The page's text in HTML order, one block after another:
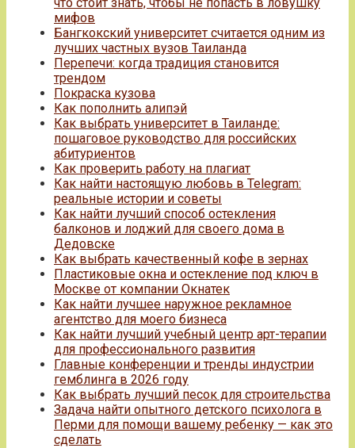
мифов
Бангкокский университет считается одним из
лучших частных вузов Таиланда
Перепечи: когда традиция становится
трендом
Покраска кузова
Как пополнить алипэй
Как выбрать университет в Таиланде:
пошаговое руководство для российских
абитуриентов
Как проверить работу на плагиат
Как найти настоящую любовь в Telegram:
реальные истории и советы
Как найти лучший способ остекления
балконов и лоджий для своего дома в
Дедовске
Как выбрать качественный кофе в зернах
Пластиковые окна и остекление под ключ в
Москве от компании Окнатек
Как найти лучшее наружное рекламное
агентство для моего бизнеса
Как найти лучший учебный центр арт-терапии
для профессионального развития
Главные конференции и тренды индустрии
гемблинга в 2026 году
Как выбрать лучший песок для строительства
Задача найти опытного детского психолога в
Перми для помощи вашему ребенку — как это
сделать